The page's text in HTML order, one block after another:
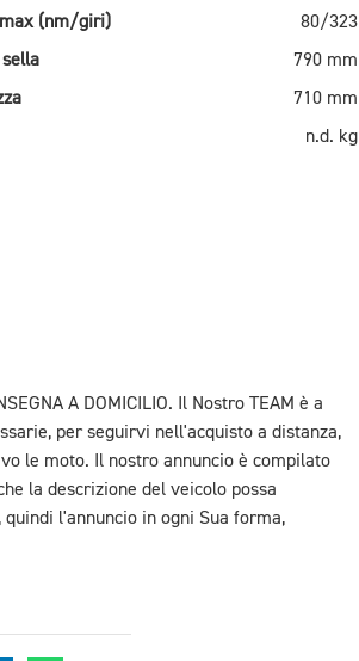
(nm/giri)
80/323
790 mm
710 mm
n.d. kg
A DOMICILIO. Il Nostro TEAM è a
per seguirvi nell'acquisto a distanza,
le moto. Il nostro annuncio è compilato
la descrizione del veicolo possa
l'annuncio in ogni Sua forma,